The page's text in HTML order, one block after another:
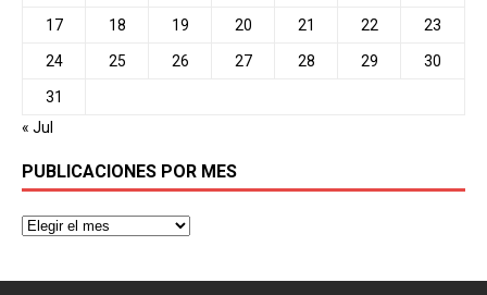
17 18 19 20 21 22 23
24 25 26 27 28 29 30
31
« Jul
PUBLICACIONES POR MES